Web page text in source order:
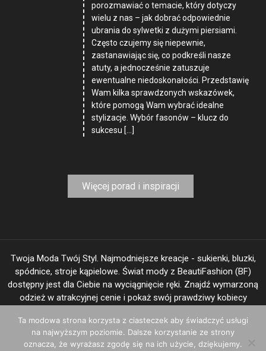
porozmawiać o temacie, który dotyczy
wielu z nas – jak dobrać odpowiednie
ubrania do sylwetki z dużymi piersiami.
Często czujemy się niepewnie,
zastanawiając się, co podkreśli nasze
atuty, a jednocześnie zatuszuje
ewentualne niedoskonałości. Przedstawię
Wam kilka sprawdzonych wskazówek,
które pomogą Wam wybrać idealne
stylizacje. Wybór fasonów – klucz do
sukcesu […]
Więcej porad i inspiracji
Twoja Moda Twój Styl. Najmodniejsze kreacje - sukienki, bluzki,
spódnice, stroje kąpielowe. Świat mody z BeautiFashion (BF)
dostępny jest dla Ciebie na wyciągnięcie ręki. Znajdź wymarzoną
odzież w atrakcyjnej cenie i pokaż swój prawdziwy kobiecy
Ta modowa strona korzysta z ciasteczek aby świadczyć usługi
na najwyższym poziomie. Dalsze korzystanie ze strony
oznacza, że wyrażasz zgodę się na ich użycie, dziękujemy.